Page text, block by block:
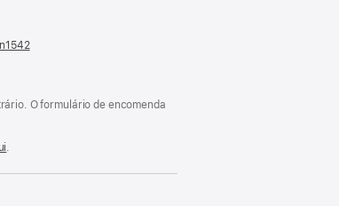
(abre
O formulário de encomenda
.